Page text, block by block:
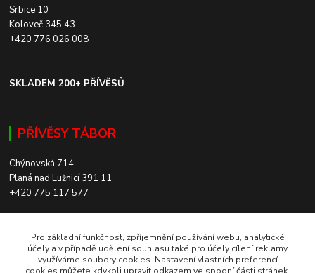
Srbice 10
Koloveč 345 43
+420 776 026 008
SKLADEM 200+ PŘÍVĚSŮ
PŘÍVĚSY TÁBOR
Chýnovská 714
Planá nad Lužnicí 391 11
+420 775 117 577
Pro základní funkčnost, zpříjemnění používání webu, analytické
účely a v případě udělení souhlasu také pro účely cílení reklamy
využíváme soubory cookies. Nastavení vlastních preferencí